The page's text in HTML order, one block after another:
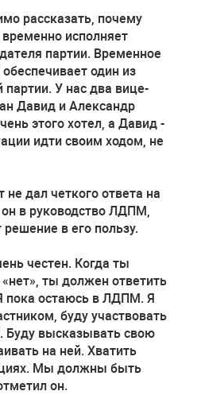
рассказать, почему
исполняет
партии. Временное
один из
партии. У нас два вице-
Давид и Александр
этого хотел, а Давид -
идти своим ходом, не
дал четкого ответа на
он в руководство ЛДПМ,
в его пользу.
честен. Когда ты
ты должен ответить
пока остаюсь в ЛДПМ. Я
буду участвовать
Буду высказывать свою
на ней. Хватить
Мы должны быть
он.